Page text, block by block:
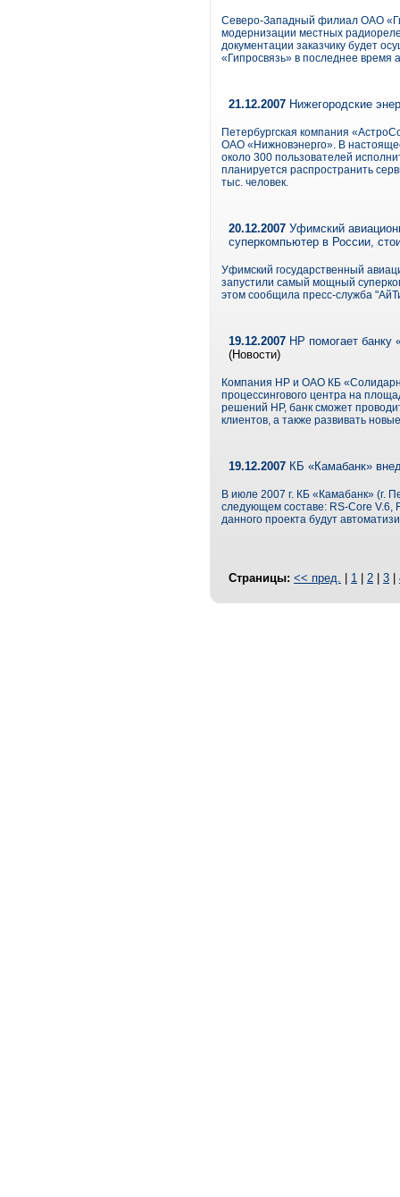
Северо-Западный филиал ОАО
модернизации местных
документации заказчику будет
«Гипросвязь» в последнее время
21.12.2007 Нижегородские
Петербургская компания
ОАО «Нижновэнерго». В
около 300 пользователей
планируется распространить
тыс. человек.
20.12.2007 Уфимский
суперкомпьютер в России,
Уфимский государственный
запустили самый мощный
этом сообщила пресс-служба
19.12.2007 НР помогает банку
(Новости)
Компания НР и ОАО КБ
процессингового центра на
решений НР, банк сможет
клиентов, а также развивать
19.12.2007 КБ «Камабанк»
В июле 2007 г. КБ «Камабанк» (г.
следующем составе: RS-Core V.6,
данного проекта будут
Страницы: << пред. 1 2 3